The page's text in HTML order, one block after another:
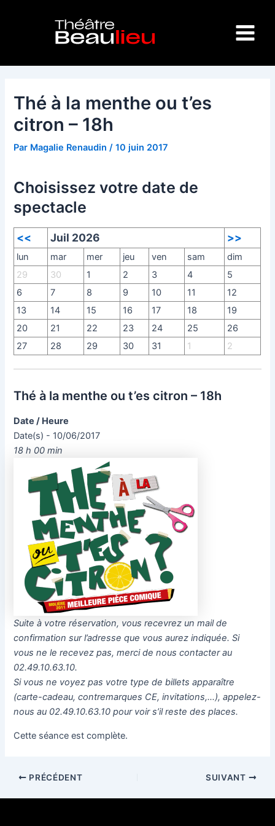
Menu
Thé à la menthe ou t’es
citron – 18h
Par Magalie Renaudin/10 juin 2017
Choisissez votre date de
spectacle
<< Juil 2026 >>
lun mar mer jeu ven sam
dim
29
30 1 2 3 4
5
6
7 8 9 10 11
12
13
14 15 16 17 18
19
20
21 22 23 24 25
26
27
28 29 30 31 1 2
Thé à la menthe ou t’es citron – 18h
Date / Heure
Date(s) - 10/06/2017
18 h 00 min
Suite à votre réservation, vous recevrez un mail de
confirmation sur l’adresse que vous aurez indiquée. Si
vous ne le recevez pas, merci de nous contacter au
02.49.10.63.10.
Si vous ne voyez pas votre type de billets apparaître
(carte-cadeau, contremarques CE, invitations,…), appelez-
nous au 02.49.10.63.10 pour voir s’il reste des places.
Cette séance est complète.
PRÉCÉDENT SUIVANT